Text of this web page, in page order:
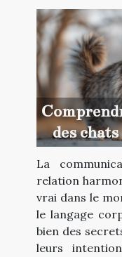
des
La
relation
vrai dans le
le langage
bien des
leurs